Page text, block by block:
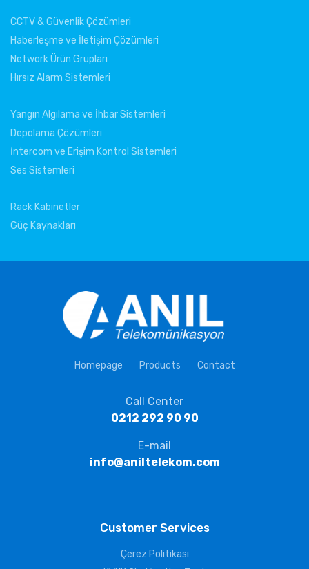
CCTV & Güvenlik Çözümleri
Haberleşme ve İletişim Çözümleri
Network Ürün Grupları
Hırsız Alarm Sistemleri
Yangın Algılama ve İhbar Sistemleri
Depolama Çözümleri
İntercom ve Erişim Kontrol Sistemleri
Ses Sistemleri
Rack Kabinetler
Güç Kaynakları
Homepage Products Contact
Call Center
0212 292 90 90
E-mail
info@aniltelekom.com
Customer Services
Çerez Politikası